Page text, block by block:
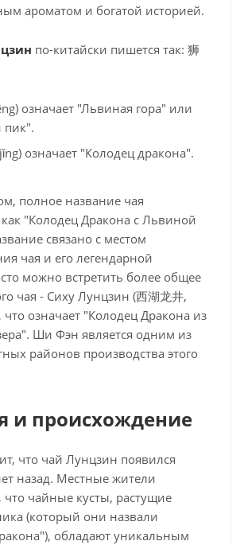
ароматом и богатой историей.
по-китайски пишется так: 狮
означает "Львиная гора" или
означает "Колодец дракона".
полное название чая
как "Колодец Дракона с Львиной
связано с местом
чая и его легендарной
можно встретить более общее
чая - Сиху Лунцзин (西湖龙井,
что означает "Колодец Дракона из
Ши Фэн является одним из
районов производства этого
и происхождение
что чай Лунцзин появился
назад. Местные жители
чайные кусты, растущие
(который они назвали
обладают уникальным